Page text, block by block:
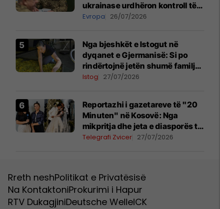
ukrainase urdhëron kontroll të
madh
Evropa 26/07/2026
Nga bjeshkët e Istogut në
dyqanet e Gjermanisë: Si po
rindërtojnë jetën shumë familje
nga eksporti i bimëve mjekësore
Istog 27/07/2026
Reportazhi i gazetareve të "20
Minuten" në Kosovë: Nga
mikpritja dhe jeta e diasporës te
mega-dasma me mbi 400 të
Telegrafi Zvicer 27/07/2026
Rreth neshPolitikat e Privatësisë
Na KontaktoniProkurimi i Hapur
RTV DukagjiniDeutsche WelleICK